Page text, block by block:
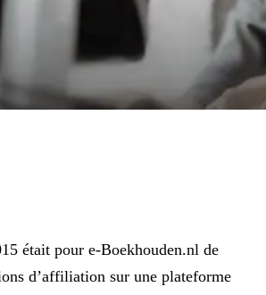
était pour e-Boekhouden.nl de
d’affiliation sur une plateforme